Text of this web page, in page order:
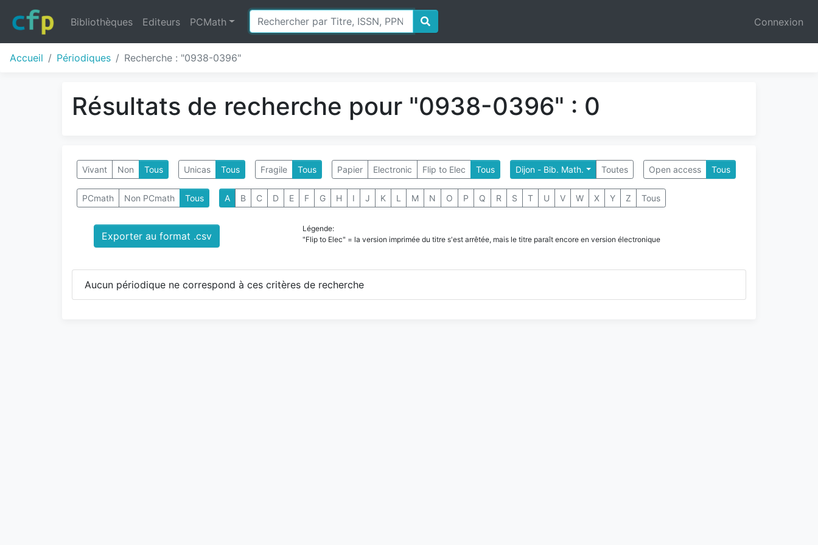
Bibliothèques Editeurs PCMath Connexion
Accueil Périodiques Recherche : "0938-0396"
Résultats de recherche pour "0938-0396" : 0
Vivant Non Tous Unicas Tous Fragile Tous Papier Electronic Flip to Elec Tous Dijon - Bib. Math. Toutes Open access Tous
PCmath Non PCmath Tous A B C D E F G H I J K L M N O P Q R S T U V W X Y Z Tous
Exporter au format .csv
Légende:
"Flip to Elec" = la version imprimée du titre s'est arrêtée, mais le titre paraît encore en version électronique
Aucun périodique ne correspond à ces critères de recherche